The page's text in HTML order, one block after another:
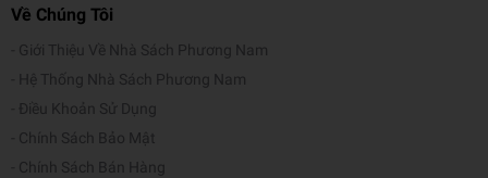
Về Chúng Tôi
Giới Thiệu Về Nhà Sách Phương Nam
Hệ Thống Nhà Sách Phương Nam
Điều Khoản Sử Dụng
Chính Sách Bảo Mật
Chính Sách Bán Hàng